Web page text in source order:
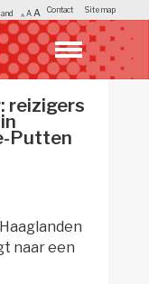
A A A Contact Sitemap
reizigers
Putten
naar een